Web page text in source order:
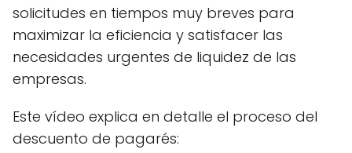
solicitudes en tiempos muy breves para
maximizar la eficiencia y satisfacer las
necesidades urgentes de liquidez de las
empresas.
Este vídeo explica en detalle el proceso del
descuento de pagarés: